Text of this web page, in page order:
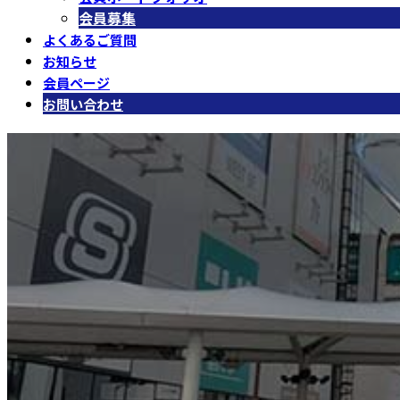
会員募集
よくあるご質問
お知らせ
会員ページ
お問い合わせ